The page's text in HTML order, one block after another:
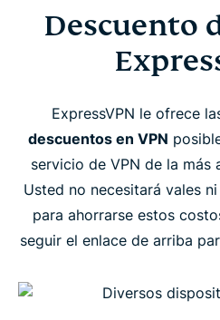
Descuento
ExpressVPN le ofrece
descuentos en VPN
servicio de VPN de la más
Usted no necesitará vales
para ahorrarse estos
seguir el enlace de arriba